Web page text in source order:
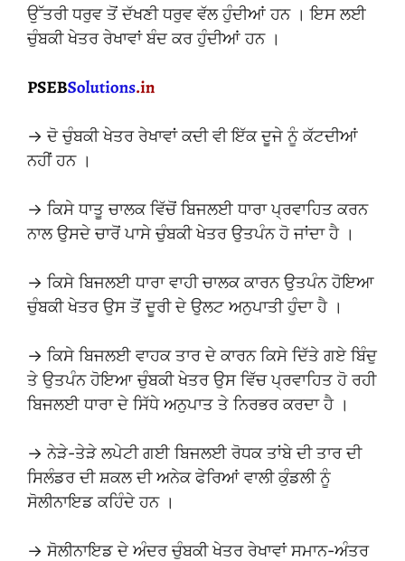
ਉੱਤਰੀ ਧਰੁਵ ਤੋਂ ਦੱਖਣੀ ਧਰੁਵ ਵੱਲ ਹੁੰਦੀਆਂ ਹਨ । ਇਸ ਲਈ
ਚੁੰਬਕੀ ਖੇਤਰ ਰੇਖਾਵਾਂ ਬੰਦ ਕਰ ਹੁੰਦੀਆਂ ਹਨ ।
→ ਦੋ ਚੁੰਬਕੀ ਖੇਤਰ ਰੇਖਾਵਾਂ ਕਦੀ ਵੀ ਇੱਕ ਦੂਜੇ ਨੂੰ ਕੱਟਦੀਆਂ
ਨਹੀਂ ਹਨ ।
→ ਕਿਸੇ ਧਾਤੂ ਚਾਲਕ ਵਿੱਚੋਂ ਬਿਜਲਈ ਧਾਰਾ ਪ੍ਰਵਾਹਿਤ ਕਰਨ
ਨਾਲ ਉਸਦੇ ਚਾਰੋਂ ਪਾਸੇ ਚੁੰਬਕੀ ਖੇਤਰ ਉਤਪੰਨ ਹੋ ਜਾਂਦਾ ਹੈ ।
→ ਕਿਸੇ ਬਿਜਲਈ ਧਾਰਾ ਵਾਹੀ ਚਾਲਕ ਕਾਰਨ ਉਤਪੰਨ ਹੋਇਆ
ਚੁੰਬਕੀ ਖੇਤਰ ਉਸ ਤੋਂ ਦੂਰੀ ਦੇ ਉਲਟ ਅਨੁਪਾਤੀ ਹੁੰਦਾ ਹੈ ।
→ ਕਿਸੇ ਬਿਜਲਈ ਵਾਹਕ ਤਾਰ ਦੇ ਕਾਰਨ ਕਿਸੇ ਦਿੱਤੇ ਗਏ ਬਿੰਦੁ
ਤੇ ਉਤਪੰਨ ਹੋਇਆ ਚੁੰਬਕੀ ਖੇਤਰ ਉਸ ਵਿੱਚ ਪ੍ਰਵਾਹਿਤ ਹੋ ਰਹੀ
ਬਿਜਲਈ ਧਾਰਾ ਦੇ ਸਿੱਧੇ ਅਨੁਪਾਤ ਤੇ ਨਿਰਭਰ ਕਰਦਾ ਹੈ ।
→ ਨੇੜੇ-ਤੇੜੇ ਲਪੇਟੀ ਗਈ ਬਿਜਲਈ ਰੋਧਕ ਤਾਂਬੇ ਦੀ ਤਾਰ ਦੀ
ਸਿਲੰਡਰ ਦੀ ਸ਼ਕਲ ਦੀ ਅਨੇਕ ਫੇਰਿਆਂ ਵਾਲੀ ਕੁੰਡਲੀ ਨੂੰ
ਸੋਲੀਨਾਇਡ ਕਹਿੰਦੇ ਹਨ ।
→ ਸੋਲੀਨਾਇਡ ਦੇ ਅੰਦਰ ਚੁੰਬਕੀ ਖੇਤਰ ਰੇਖਾਵਾਂ ਸਮਾਨ-ਅੰਤਰ